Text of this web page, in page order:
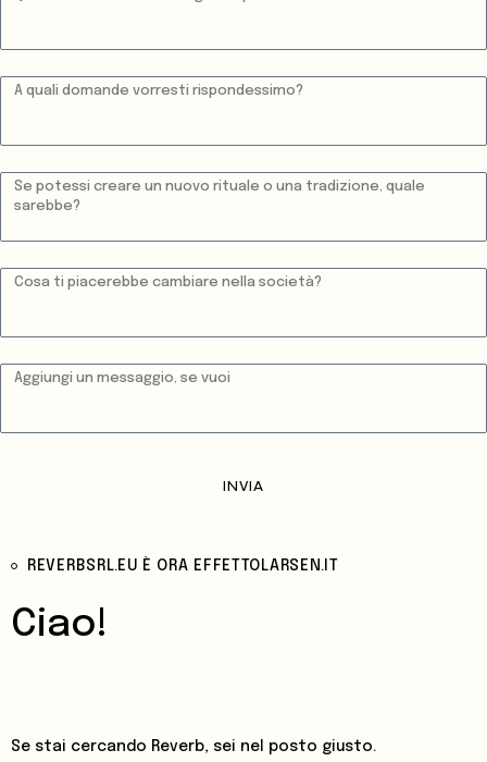
INVIA
REVERBSRL.EU È ORA EFFETTOLARSEN.IT
Ciao!
Se stai cercando Reverb, sei nel posto giusto.